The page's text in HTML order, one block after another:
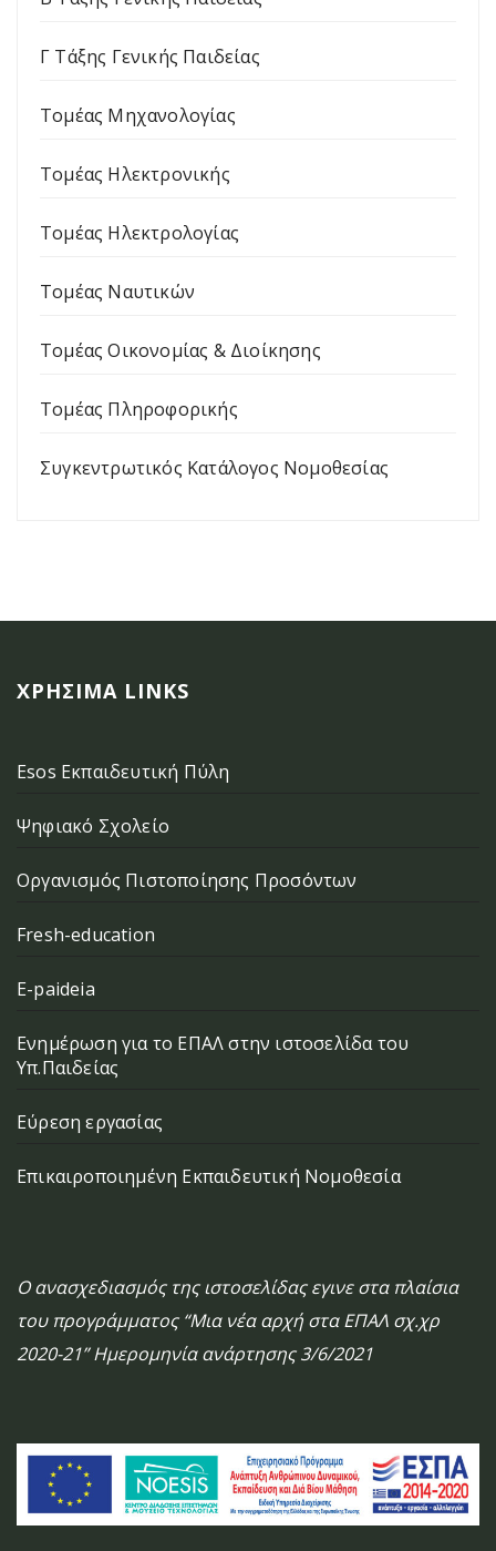
Γ Τάξης Γενικής Παιδείας
Τομέας Μηχανολογίας
Τομέας Ηλεκτρονικής
Τομέας Ηλεκτρολογίας
Τομέας Ναυτικών
Τομέας Οικονομίας & Διοίκησης
Τομέας Πληροφορικής
Συγκεντρωτικός Κατάλογος Νομοθεσίας
ΧΡΉΣΙΜΑ LINKS
Esos Εκπαιδευτική Πύλη
Ψηφιακό Σχολείο
Οργανισμός Πιστοποίησης Προσόντων
Fresh-education
E-paideia
Ενημέρωση για το ΕΠΑΛ στην ιστοσελίδα του
Υπ.Παιδείας
Εύρεση εργασίας
Επικαιροποιημένη Εκπαιδευτική Νομοθεσία
Ο ανασχεδιασμός της ιστοσελίδας εγινε στα πλαίσια
του προγράμματος “Μια νέα αρχή στα ΕΠΑΛ σχ.χρ
2020-21” Ημερομηνία ανάρτησης 3/6/2021